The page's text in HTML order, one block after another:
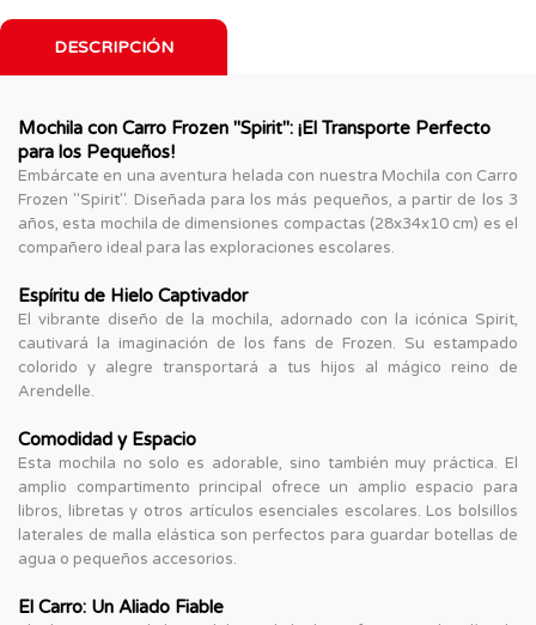
DESCRIPCIÓN
Mochila con Carro Frozen "Spirit": ¡El Transporte Perfecto
para los Pequeños!
Embárcate en una aventura helada con nuestra Mochila con Carro
Frozen "Spirit". Diseñada para los más pequeños, a partir de los 3
años, esta mochila de dimensiones compactas (28x34x10 cm) es el
compañero ideal para las exploraciones escolares.
Espíritu de Hielo Captivador
El vibrante diseño de la mochila, adornado con la icónica Spirit,
cautivará la imaginación de los fans de Frozen. Su estampado
colorido y alegre transportará a tus hijos al mágico reino de
Arendelle.
Comodidad y Espacio
Esta mochila no solo es adorable, sino también muy práctica. El
amplio compartimento principal ofrece un amplio espacio para
libros, libretas y otros artículos esenciales escolares. Los bolsillos
laterales de malla elástica son perfectos para guardar botellas de
agua o pequeños accesorios.
El Carro: Un Aliado Fiable